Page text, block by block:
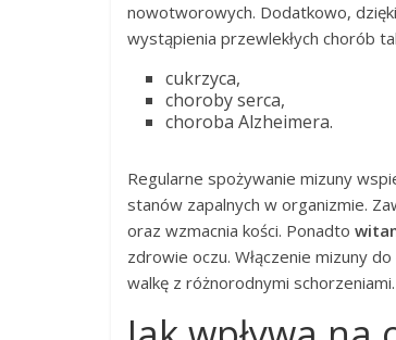
nowotworowych. Dodatkowo,
wystąpienia przewlekłych chorób
cukrzyca,
choroby serca,
choroba Alzheimera.
Regularne spożywanie mizuny
stanów zapalnych w organizmie.
oraz wzmacnia kości. Ponadto
zdrowie oczu. Włączenie mizuny
walkę z różnorodnymi schorzeniami.